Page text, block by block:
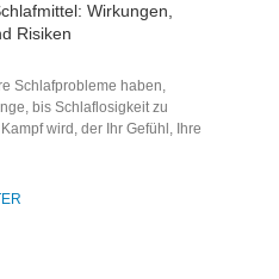
Wirkungen,
Risiken
Schlafprobleme haben,
bis Schlaflosigkeit zu
wird, der Ihr Gefühl, Ihre